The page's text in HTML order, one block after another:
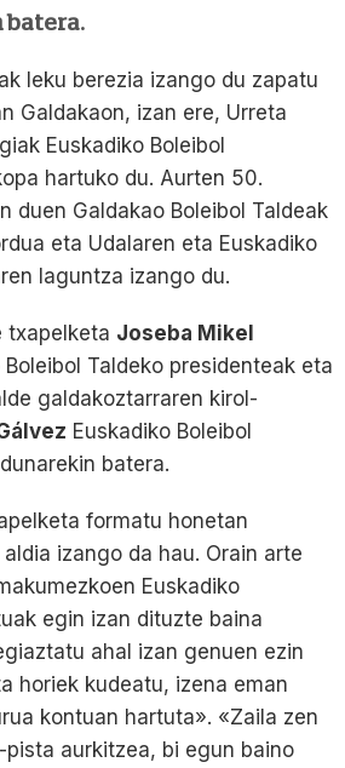
batera.
leku berezia izango du zapatu
Galdakaon, izan ere, Urreta
Euskadiko Boleibol
hartuko du. Aurten 50.
duen Galdakao Boleibol Taldeak
eta Udalaren eta Euskadiko
laguntza izango du.
txapelketa Joseba Mikel
Boleibol Taldeko presidenteak eta
galdakoztarraren kirol-
Euskadiko Boleibol
batera.
formatu honetan
izango da hau. Orain arte
Euskadiko
egin izan dituzte baina
ahal izan genuen ezin
horiek kudeatu, izena eman
kontuan hartuta». «Zaila zen
aurkitzea, bi egun baino